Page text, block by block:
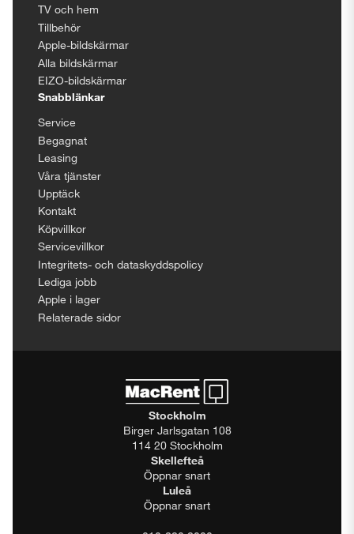
TV och hem
Tillbehör
Apple-bildskärmar
Alla bildskärmar
EIZO-bildskärmar
Snabblänkar
Service
Begagnat
Leasing
Våra tjänster
Upptäck
Kontakt
Köpvillkor
Servicevillkor
Integritets- och dataskyddspolicy
Lediga jobb
Apple i lager
Relaterade sidor
Stockholm
Birger Jarlsgatan 108
114 20 Stockholm
Skellefteå
Öppnar snart
Luleå
Öppnar snart